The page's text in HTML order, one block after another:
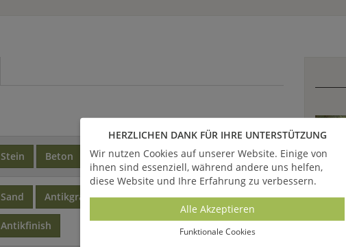
Stein Beton Steinguss
Sand Antikgrau Grau Portland weiß
Antikfinish
HERZLICHEN DANK FÜR IHRE UNTERSTÜTZUNG
Wir nutzen Cookies auf unserer Website. Einige von
ihnen sind essenziell, während andere uns helfen,
diese Website und Ihre Erfahrung zu verbessern.
Alle Akzeptieren
Funktionale Cookies